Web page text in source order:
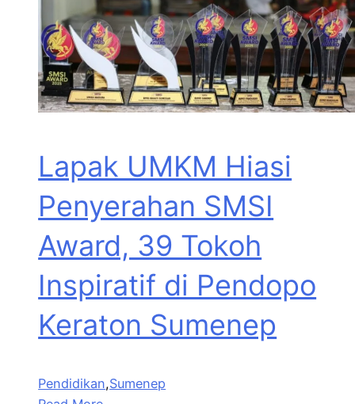
Lapak UMKM Hiasi
Penyerahan SMSI
Award, 39 Tokoh
Inspiratif di Pendopo
Keraton Sumenep
Pendidikan,Sumenep